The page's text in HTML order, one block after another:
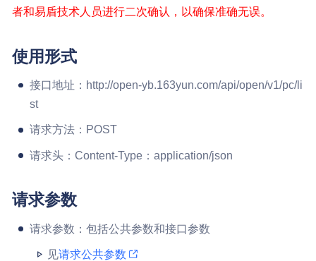
者和易盾技术人员进行二次确认，以确保准确无误。
使用形式
接口地址：http://open-yb.163yun.com/api/open/v1/pc/li
st
请求方法：POST
请求头：Content-Type：application/json
请求参数
请求参数：包括公共参数和接口参数
见请求公共参数